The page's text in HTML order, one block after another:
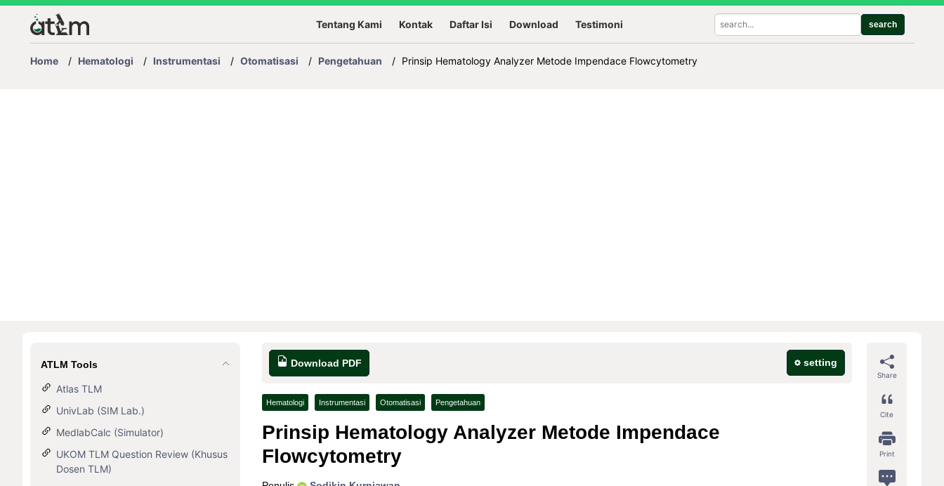
search
Tentang Kami Kontak Daftar Isi Download Testimoni
Home / Hematologi / Instrumentasi / Otomatisasi / Pengetahuan / Prinsip Hematology Analyzer Metode Impendace Flowcytometry
ATLM Tools
Atlas TLM
UnivLab (SIM Lab.)
MedlabCalc (Simulator)
UKOM TLM Question Review (Khusus
Dosen TLM)
Download PDF setting
Hematologi Instrumentasi Otomatisasi Pengetahuan
Prinsip Hematology Analyzer Metode Impendace
Flowcytometry
Share
Cite
Print